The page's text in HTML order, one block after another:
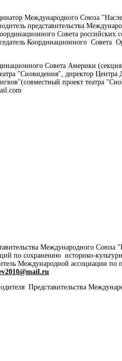
Международного Союза
представительства
Совета российских
Координационного Совета
Совета Америки
"Сновидения", директор Центра
проект театра
Международного Союза
по сохранению историко-
Международной ассоциации по
Представительства